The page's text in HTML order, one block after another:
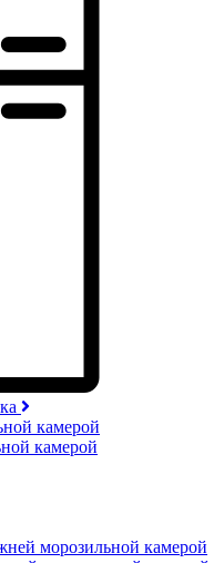
камерой
камерой
морозильной камерой